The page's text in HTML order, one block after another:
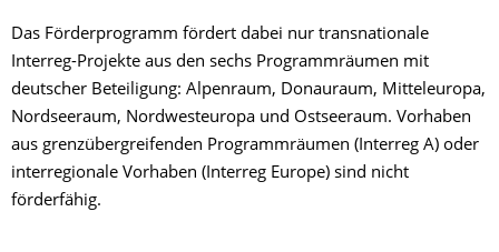
Das Förderprogramm fördert dabei nur transnationale
Interreg-Projekte aus den sechs Programmräumen mit
deutscher Beteiligung: Alpenraum, Donauraum, Mitteleuropa,
Nordseeraum, Nordwesteuropa und Ostseeraum. Vorhaben
aus grenzübergreifenden Programmräumen (Interreg A) oder
interregionale Vorhaben (Interreg Europe) sind nicht
förderfähig.